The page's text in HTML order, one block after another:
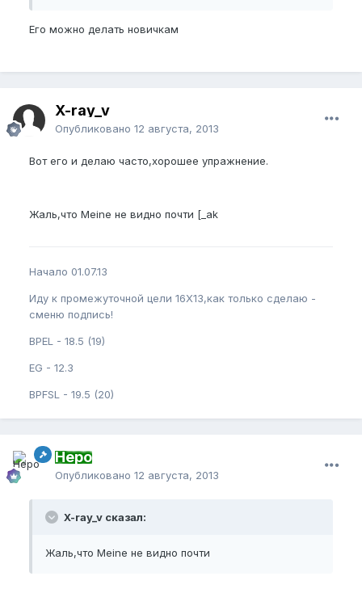
Его можно делать новичкам
X-ray_v
Опубликовано 12 августа, 2013
Вот его и делаю часто,хорошее упражнение.
Жаль,что Meine не видно почти [_ak
Начало 01.07.13
Иду к промежуточной цели 16Х13,как только сделаю -
сменю подпись!
BPEL - 18.5 (19)
EG - 12.3
BPFSL - 19.5 (20)
Неро
Опубликовано 12 августа, 2013
X-ray_v сказал:
Жаль,что Meine не видно почти